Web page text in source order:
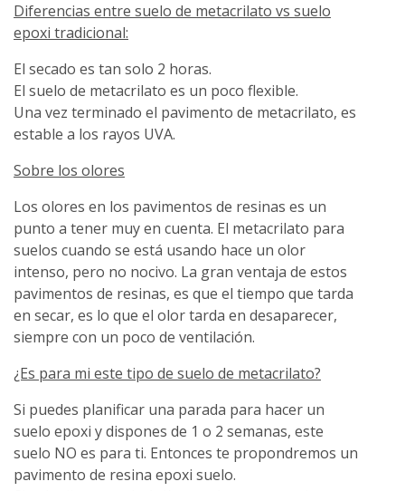
Diferencias entre suelo de metacrilato vs suelo
epoxi tradicional:
El secado es tan solo 2 horas.
El suelo de metacrilato es un poco flexible.
Una vez terminado el pavimento de metacrilato, es
estable a los rayos UVA.
Sobre los olores
Los olores en los pavimentos de resinas es un
punto a tener muy en cuenta. El metacrilato para
suelos cuando se está usando hace un olor
intenso, pero no nocivo. La gran ventaja de estos
pavimentos de resinas, es que el tiempo que tarda
en secar, es lo que el olor tarda en desaparecer,
siempre con un poco de ventilación.
¿Es para mi este tipo de suelo de metacrilato?
Si puedes planificar una parada para hacer un
suelo epoxi y dispones de 1 o 2 semanas, este
suelo NO es para ti. Entonces te propondremos un
pavimento de resina epoxi suelo.